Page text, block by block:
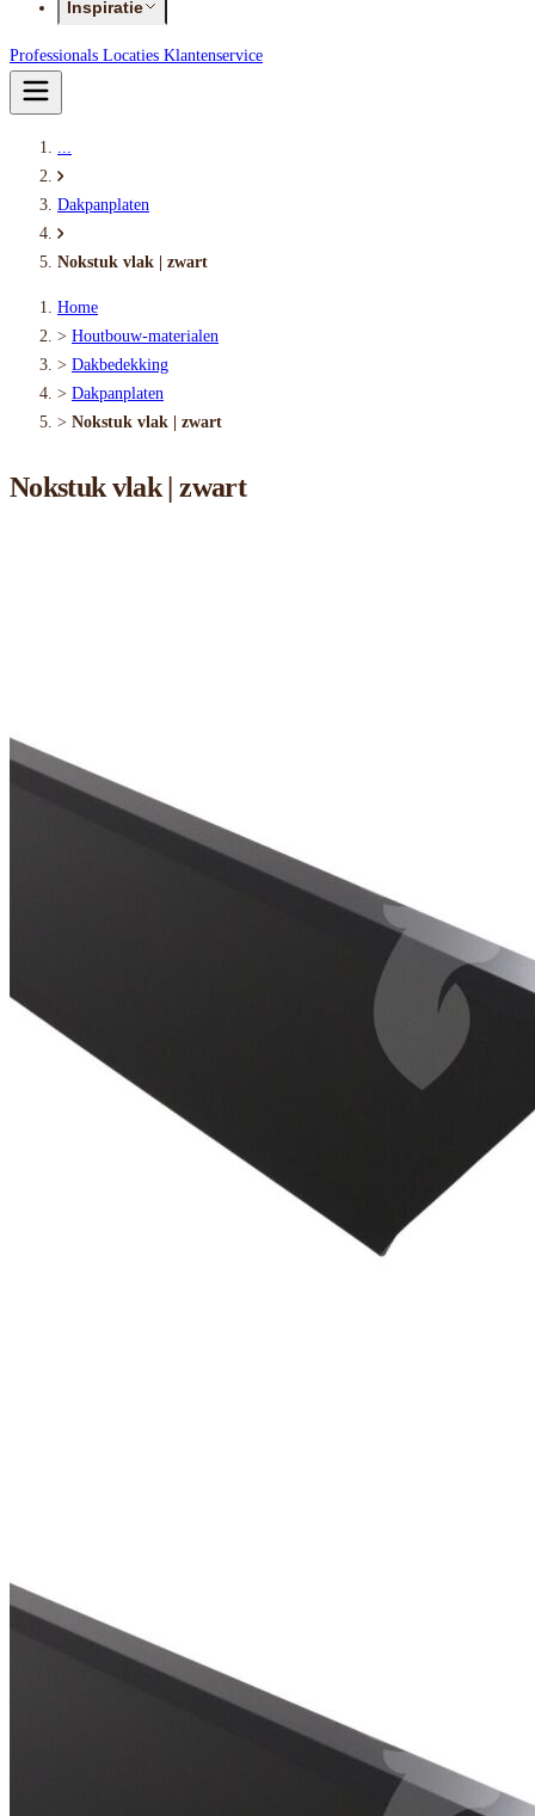
Inspiratie
Professionals Locaties Klantenservice
...
Dakpanplaten
Nokstuk vlak | zwart
Home
> Houtbouw-materialen
> Dakbedekking
> Dakpanplaten
> Nokstuk vlak | zwart
Nokstuk vlak | zwart